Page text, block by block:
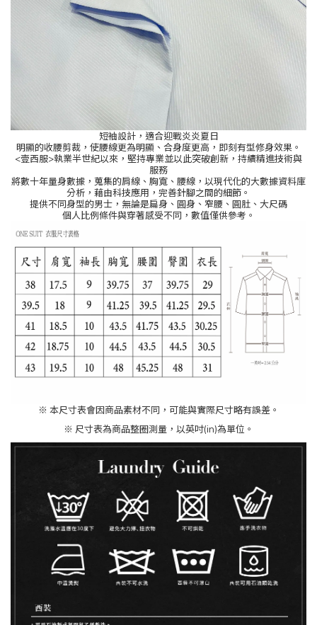
短袖設計，適合迎戰炎炎夏日
明顯的收腰剪裁，使腰線更為明顯、合身度更高，即刻有型修身效果。
<壹西服>執業半世紀以來，堅持專業並以此突破創新，持續精進技術與
服務
將數十年量身數據，蒐集的肩線、胸寬、腰線，以現代化的大數據資料庫
分析，藉由科技應用，完善針腳之間的細節。
提供不同身型的男士，無論是扁身、圓身、窄腰、圓肚、大尺碼
個人比例條件與穿著感受不同，數值僅供參考。
※ 本尺寸表會因商品素材不同，可能與實際尺寸略有誤差。
※ 尺寸表為商品整圈測量，以英吋(in)為單位。